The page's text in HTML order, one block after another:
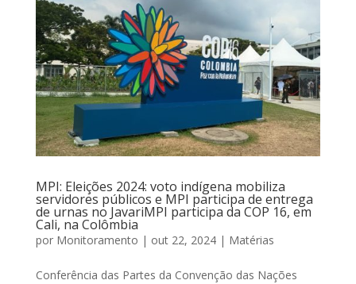
MPI: Eleições 2024: voto indígena mobiliza
servidores públicos e MPI participa de entrega
de urnas no JavariMPI participa da COP 16, em
Cali, na Colômbia
por Monitoramento | out 22, 2024| Matérias
Conferência das Partes da Convenção das Nações